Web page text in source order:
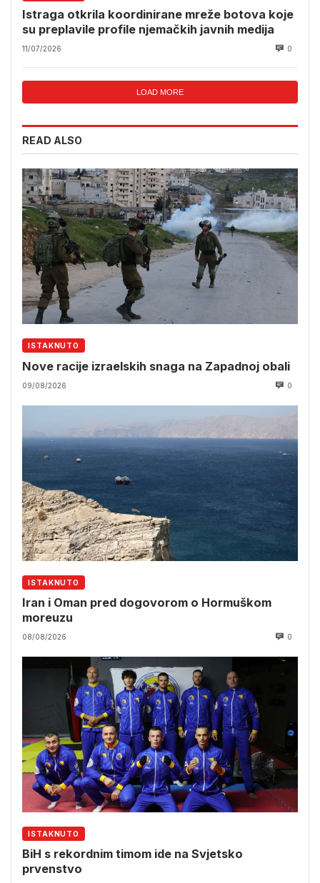
Istraga otkrila koordinirane mreže botova koje
su preplavile profile njemačkih javnih medija
11/07/2026 0
LOAD MORE
READ ALSO
ISTAKNUTO
Nove racije izraelskih snaga na Zapadnoj obali
09/08/2026 0
ISTAKNUTO
Iran i Oman pred dogovorom o Hormuškom
moreuzu
08/08/2026 0
ISTAKNUTO
BiH s rekordnim timom ide na Svjetsko
prvenstvo